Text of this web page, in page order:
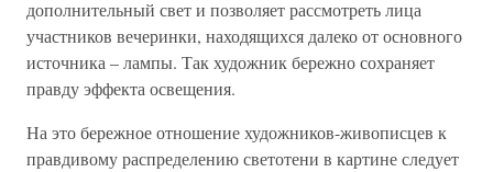
дополнительный свет и позволяет рассмотреть лица
участников вечеринки, находящихся далеко от основного
источника – лампы. Так художник бережно сохраняет
правду эффекта освещения.
На это бережное отношение художников-живописцев к
правдивому распределению светотени в картине следует